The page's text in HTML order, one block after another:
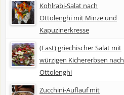
Kohlrabi-Salat nach
Ottolenghi mit Minze und
Kapuzinerkresse
(Fast) griechischer Salat mit
würzigen Kichererbsen nach
Ottolenghi
Zucchini-Auflauf mit